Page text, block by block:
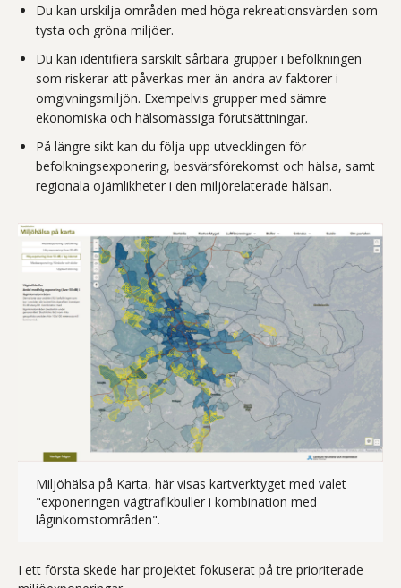
Du kan urskilja områden med höga rekreationsvärden som
tysta och gröna miljöer.
Du kan identifiera särskilt sårbara grupper i befolkningen
som riskerar att påverkas mer än andra av faktorer i
omgivningsmiljön. Exempelvis grupper med sämre
ekonomiska och hälsomässiga förutsättningar.
På längre sikt kan du följa upp utvecklingen för
befolkningsexponering, besvärsförekomst och hälsa, samt
regionala ojämlikheter i den miljörelaterade hälsan.
Miljöhälsa på Karta, här visas kartverktyget med valet
"exponeringen vägtrafikbuller i kombination med
låginkomstområden".
I ett första skede har projektet fokuserat på tre prioriterade